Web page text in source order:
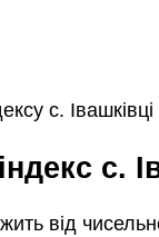
с.
с.
від